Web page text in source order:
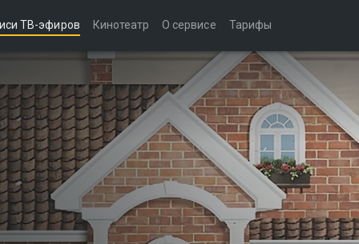
ТВ-эфиров Кинотеатр О сервисе Тарифы